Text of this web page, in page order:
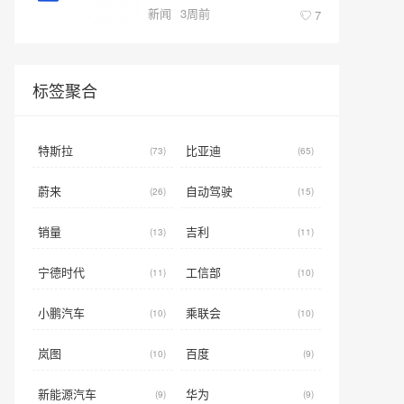
型新标杆
新闻 3周前 7
标签聚合
特斯拉 (73) 比亚迪 (65)
蔚来 (26) 自动驾驶 (15)
销量 (13) 吉利 (11)
宁德时代 (11) 工信部 (10)
小鹏汽车 (10) 乘联会 (10)
岚图 (10) 百度 (9)
新能源汽车 (9) 华为 (9)